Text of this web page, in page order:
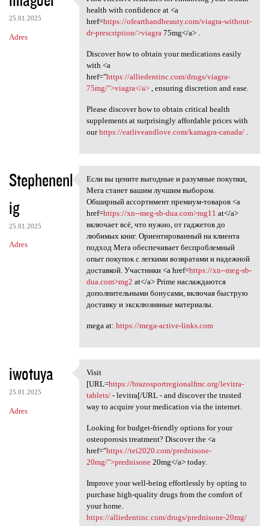
25.01.2025
Adres
Find effective remedies for
health with confidence at <a
href=https://ofearthandbeauty.com/viagra-without-
dr-prescription/>viagra75mg</a> .
Discover how to obtain your medications easily
with <a
href="https://alliedentinc.com/drugs/viagra-
75mg/">viagra</a>, ensuring discretion and ease.
Please discover how to obtain critical health
supplements at surprisingly affordable prices with
ourhttps://eatliveandlove.com/kamagra-canada/.
Stephenenl
ig
25.01.2025
Adres
Если вы цените выгодные и
Если вы цените выгодные и разумные покупки,
Мега станет вашим лучшим выбором.
Обширный ассортимент премиум-товаров <a
href=https://xn--meg-sb-dua.com>mg11 at</a>
включает всё, что нужно, от гаджетов до
любимых книг. Ориентированный на клиента
подход Мега обеспечивает беспроблемный
опыт покупок с легкими возвратами и надежной
доставкой. Участники <a href=https://xn--meg-sb-
dua.com>mg2 at</a> Prime наслаждаются
дополнительными бонусами, включая быструю
доставку и эксклюзивные материалы.
mega at: https://mega-active-links.com
iwotuya
25.01.2025
Adres
Visit [URL=https:/
Visit
[URL=https://brazosportregionalfmc.org/levitra-
tablets/- levitra[/URL - and discover the trusted
way to acquire your medication via the internet.
Looking for budget-friendly options for your
osteoporosis treatment? Discover the <a
href="https://tei2020.com/prednisone-
20mg/">prednisone20mg</a> today.
Improve your well-being effortlessly by opting to
purchase high-quality drugs from the comfort of
your home.
https://alliedentinc.com/drugs/prednisone-20mg/